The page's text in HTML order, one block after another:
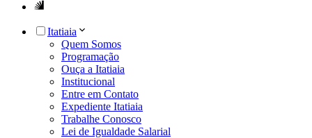
Itatiaia
Quem Somos
Programação
Ouça a Itatiaia
Institucional
Entre em Contato
Expediente Itatiaia
Trabalhe Conosco
Lei de Igualdade Salarial